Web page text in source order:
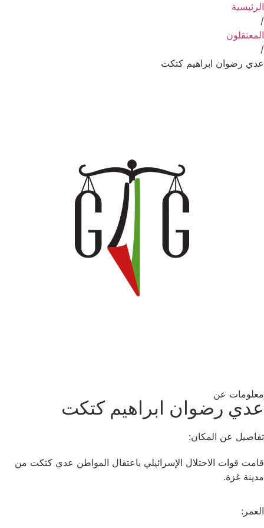
الرئيسية
/
المعتقلون
/
عدي رضوان ابراهيم كتكت
معلومات عن
عدي رضوان ابراهيم كتكت
تفاصيل عن المكان:
قامت قوات الاحتلال الإسرائيلي باعتقال المواطن عدي كتكت من
مدينة غزة.
العمر: